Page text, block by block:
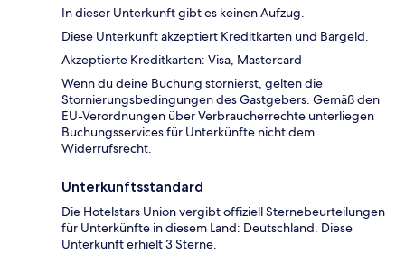
In dieser Unterkunft gibt es keinen Aufzug.
Diese Unterkunft akzeptiert Kreditkarten und Bargeld.
Akzeptierte Kreditkarten: Visa, Mastercard
Wenn du deine Buchung stornierst, gelten die
Stornierungsbedingungen des Gastgebers. Gemäß den
EU-Verordnungen über Verbraucherrechte unterliegen
Buchungsservices für Unterkünfte nicht dem
Widerrufsrecht.
Unterkunftsstandard
Die Hotelstars Union vergibt offiziell Sternebeurteilungen
für Unterkünfte in diesem Land: Deutschland. Diese
Unterkunft erhielt 3 Sterne.